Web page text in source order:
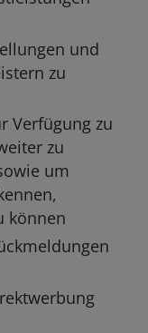
und
zu
Verfügung zu
zu
um
können